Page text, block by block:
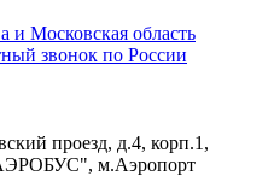
и Московская область
звонок по России
проезд, д.4, корп.1,
м.Аэропорт